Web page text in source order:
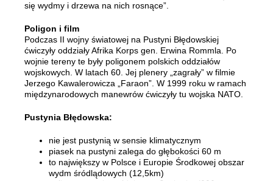
się wydmy i drzewa na nich rosnące”.
Poligon i film
Podczas II wojny światowej na Pustyni Błędowskiej
ćwiczyły oddziały Afrika Korps gen. Erwina Rommla. Po
wojnie tereny te były poligonem polskich oddziałów
wojskowych. W latach 60. Jej plenery „zagrały” w filmie
Jerzego Kawalerowicza „Faraon”. W 1999 roku w ramach
międzynarodowych manewrów ćwiczyły tu wojska NATO.
Pustynia Błędowska:
nie jest pustynią w sensie klimatycznym
piasek na pustyni zalega do głębokości 60 m
to największy w Polsce i Europie Środkowej obszar
wydm śródlądowych (12,5km)